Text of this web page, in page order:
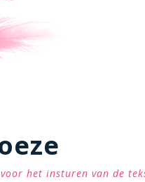
het insturen van de